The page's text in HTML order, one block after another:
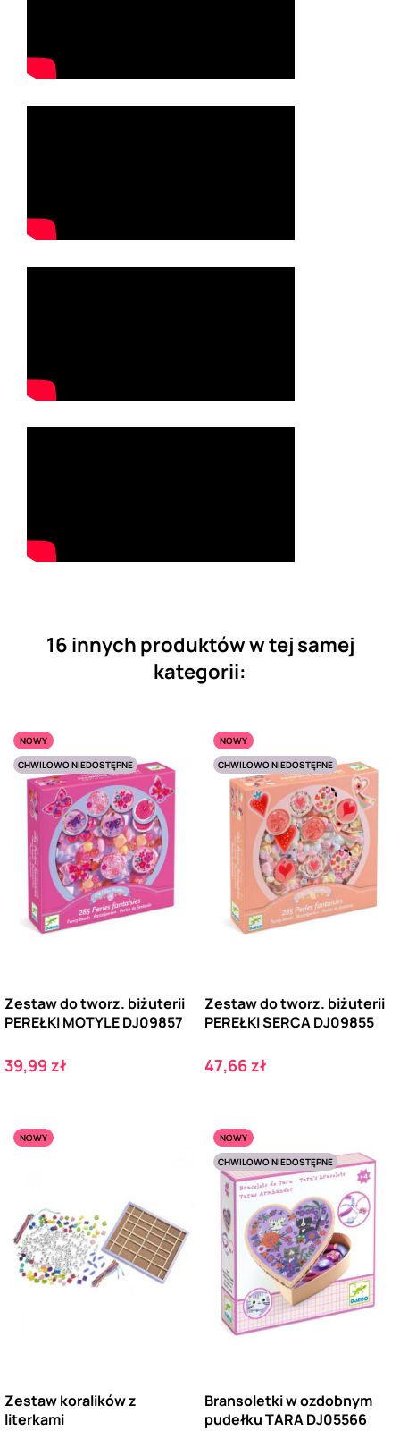
16 innych produktów w tej samej
kategorii:
NOWY
CHWILOWO NIEDOSTĘPNE
Zestaw do tworz. biżuterii
PEREŁKI MOTYLE DJ09857
Cena
39,99 zł
NOWY
CHWILOWO NIEDOSTĘPNE
Zestaw do tworz. biżuterii
PEREŁKI SERCA DJ09855
Cena
47,66 zł
NOWY
Zestaw koralików z
literkami
NOWY
CHWILOWO NIEDOSTĘPNE
Bransoletki w ozdobnym
pudełku TARA DJ05566